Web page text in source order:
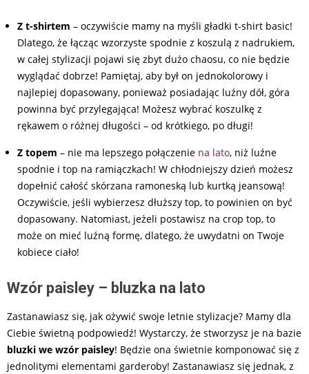
Z t-shirtem – oczywiście mamy na myśli gładki t-shirt basic!
Dlatego, że łącząc wzorzyste spodnie z koszulą z nadrukiem,
w całej stylizacji pojawi się zbyt dużo chaosu, co nie będzie
wyglądać dobrze! Pamiętaj, aby był on jednokolorowy i
najlepiej dopasowany, ponieważ posiadając luźny dół, góra
powinna być przylegająca! Możesz wybrać koszulkę z
rękawem o różnej długości – od krótkiego, po długi!
Z topem – nie ma lepszego połączenie na lato, niż luźne
spodnie i top na ramiączkach! W chłodniejszy dzień możesz
dopełnić całość skórzana ramoneską lub kurtką jeansową!
Oczywiście, jeśli wybierzesz dłuższy top, to powinien on być
dopasowany. Natomiast, jeżeli postawisz na crop top, to
może on mieć luźną formę, dlatego, że uwydatni on Twoje
kobiece ciało!
Wzór paisley – bluzka na lato
Zastanawiasz się, jak ożywić swoje letnie stylizacje? Mamy dla
Ciebie świetną podpowiedź! Wystarczy, że stworzysz je na bazie
bluzki we wzór paisley! Będzie ona świetnie komponować się z
jednolitymi elementami garderoby! Zastanawiasz się jednak, z